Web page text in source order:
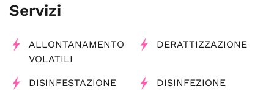
Servizi
ALLONTANAMENTO
VOLATILI
DERATTIZZAZIONE
DISINFESTAZIONE DISINFEZIONE